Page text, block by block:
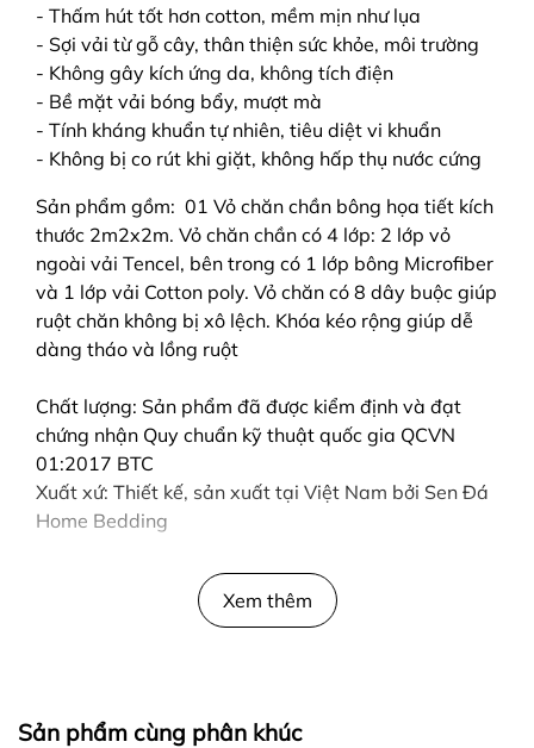
- Thấm hút tốt hơn cotton, mềm mịn như lụa
- Sợi vải từ gỗ cây, thân thiện sức khỏe, môi trường
- Không gây kích ứng da, không tích điện
- Bề mặt vải bóng bẩy, mượt mà
- Tính kháng khuẩn tự nhiên, tiêu diệt vi khuẩn
- Không bị co rút khi giặt, không hấp thụ nước cứng
Sản phẩm gồm: 01 Vỏ chăn chần bông họa tiết kích
thước 2m2x2m. Vỏ chăn chần có 4 lớp: 2 lớp vỏ
ngoài vải Tencel, bên trong có 1 lớp bông Microfiber
và 1 lớp vải Cotton poly. Vỏ chăn có 8 dây buộc giúp
ruột chăn không bị xô lệch. Khóa kéo rộng giúp dễ
dàng tháo và lồng ruột
Chất lượng: Sản phẩm đã được kiểm định và đạt
chứng nhận Quy chuẩn kỹ thuật quốc gia QCVN
01:2017 BTC
Xuất xứ: Thiết kế, sản xuất tại Việt Nam bởi Sen Đá
Home Bedding
Xem thêm
Sản phẩm cùng phân khúc